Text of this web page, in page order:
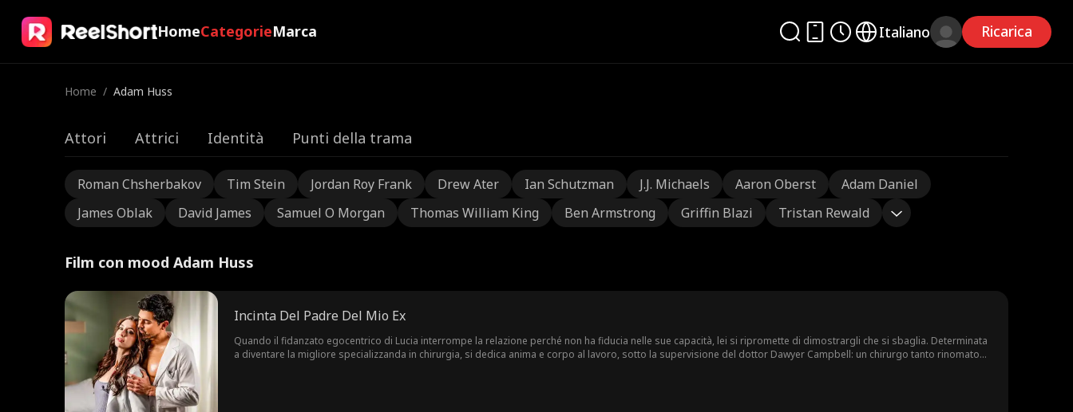
HomeCategorieMarca Italiano Ricarica
Home / Adam Huss
Attori Attrici Identità Punti della trama
Roman Chsherbakov Tim Stein Jordan Roy Frank Drew Ater Ian Schutzman J.J. Michaels Aaron Oberst
Adam Daniel
James Oblak
David James Samuel O Morgan Thomas William King Ben Armstrong Griffin Blazi Tristan Rewald
Film con mood Adam Huss
Incinta Del Padre Del Mio Ex
Quando il fidanzato egocentrico di Lucia interrompe la relazione perché non ha fiducia nelle sue capacità, lei si ripromette di dimostrargli che si sbaglia. Determinata
a diventare la migliore specializzanda in chirurgia, si dedica anima e corpo al lavoro, sotto la supervisione del dottor Dawyer Campbell: un chirurgo tanto rinomato